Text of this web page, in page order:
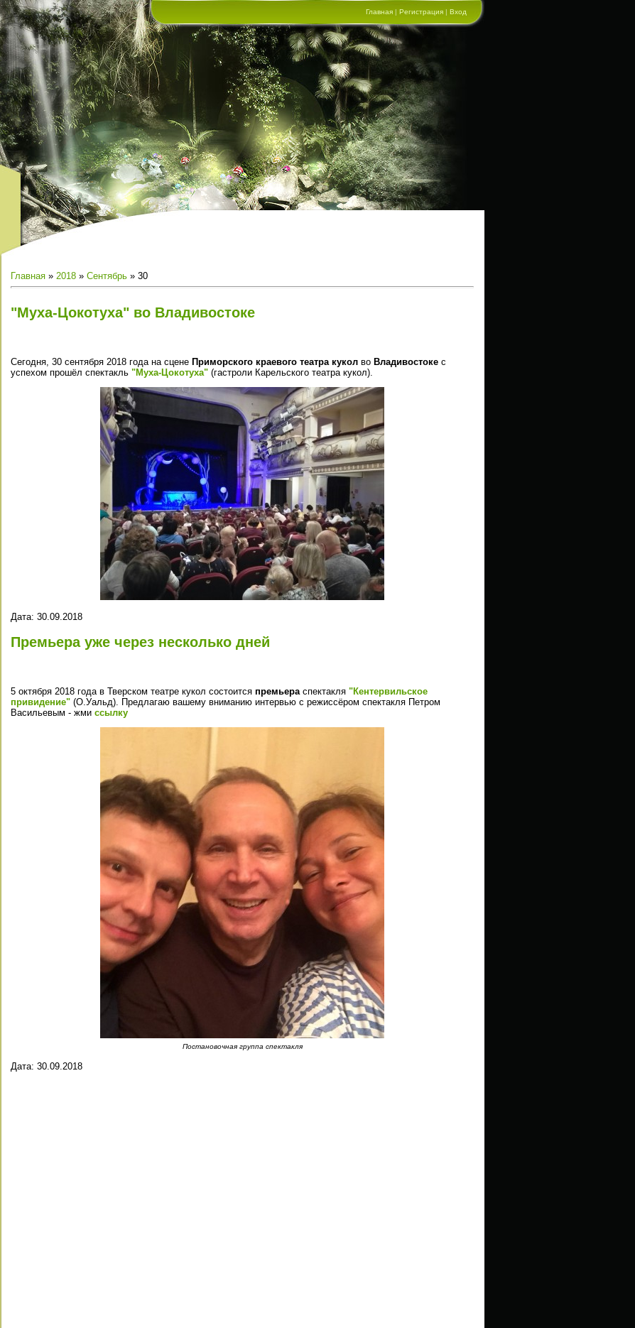
Главная | Регистрация | Вход
Главная » 2018 » Сентябрь » 30
"Муха-Цокотуха" во Владивостоке
Сегодня, 30 сентября 2018 года на сцене Приморского краевого театра кукол во Владивостоке с
успехом прошёл спектакль "Муха-Цокотуха" (гастроли Карельского театра кукол).
Дата: 30.09.2018
Премьера уже через несколько дней
5 октября 2018 года в Тверском театре кукол состоится премьераспектакля "Кентервильское
привидение" (О.Уальд). Предлагаю вашему вниманию интервью с режиссёром спектакля Петром
Васильевым - жми ссылку
Постановочная группа спектакля
Дата: 30.09.2018